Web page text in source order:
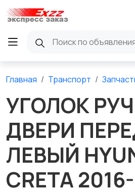
Главная Транспорт
УГОЛОК
ДВЕРИ
ЛЕВЫЙ
CRETA